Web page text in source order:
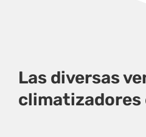
Las diversas
climatizadores